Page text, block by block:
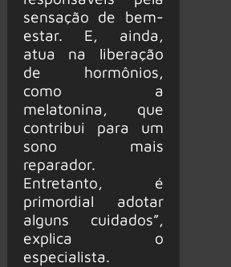
sensação de bem-
estar. E, ainda,
atua na liberação
de hormônios,
como a
melatonina, que
contribui para um
sono mais
reparador.
Entretanto, é
primordial adotar
alguns cuidados”,
explica o
especialista.